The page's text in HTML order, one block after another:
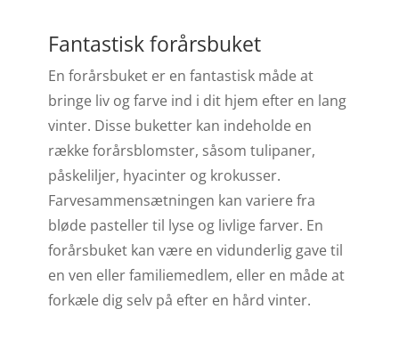
Fantastisk forårsbuket
En forårsbuket er en fantastisk måde at
bringe liv og farve ind i dit hjem efter en lang
vinter. Disse buketter kan indeholde en
række forårsblomster, såsom tulipaner,
påskeliljer, hyacinter og krokusser.
Farvesammensætningen kan variere fra
bløde pasteller til lyse og livlige farver. En
forårsbuket kan være en vidunderlig gave til
en ven eller familiemedlem, eller en måde at
forkæle dig selv på efter en hård vinter.